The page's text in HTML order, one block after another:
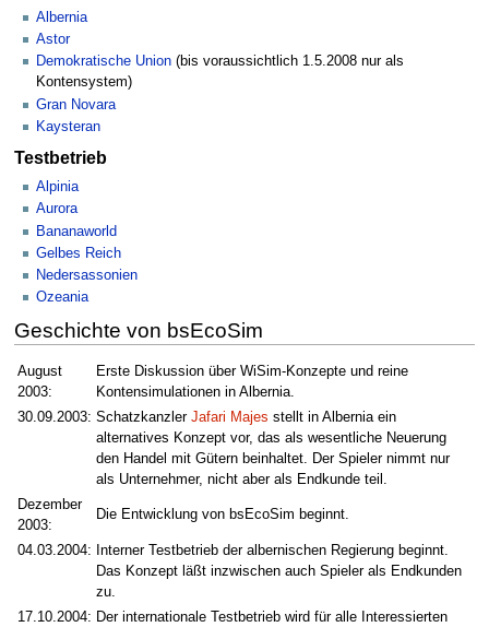
Albernia
Astor
Demokratische Union (bis voraussichtlich 1.5.2008 nur als
Kontensystem)
Gran Novara
Kaysteran
Testbetrieb
Alpinia
Aurora
Bananaworld
Gelbes Reich
Nedersassonien
Ozeania
Geschichte von bsEcoSim
August
2003:
Erste Diskussion über WiSim-Konzepte und reine
Kontensimulationen in Albernia.
30.09.2003: Schatzkanzler Jafari Majes stellt in Albernia ein
alternatives Konzept vor, das als wesentliche Neuerung
den Handel mit Gütern beinhaltet. Der Spieler nimmt nur
als Unternehmer, nicht aber als Endkunde teil.
Dezember
2003:
Die Entwicklung von bsEcoSim beginnt.
04.03.2004:
Interner Testbetrieb der albernischen Regierung beginnt.
Das Konzept läßt inzwischen auch Spieler als Endkunden
zu.
17.10.2004: Der internationale Testbetrieb wird für alle Interessierten